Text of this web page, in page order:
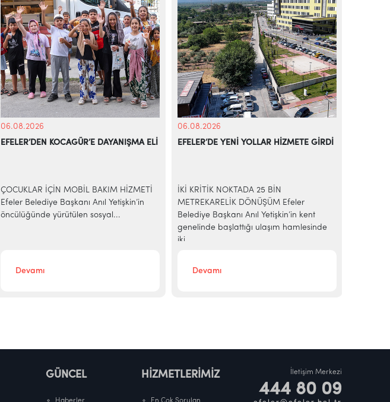
06.08.2026
EFELER’DEN KOCAGÜR’E DAYANIŞMA ELİ
ÇOCUKLAR İÇİN MOBİL BAKIM HİZMETİ
Efeler Belediye Başkanı Anıl Yetişkin’in
öncülüğünde yürütülen sosyal...
Devamı
06.08.2026
EFELER’DE YENİ YOLLAR HİZMETE GİRDİ
İKİ KRİTİK NOKTADA 25 BİN
METREKARELİK DÖNÜŞÜM Efeler
Belediye Başkanı Anıl Yetişkin’in kent
genelinde başlattığı ulaşım hamlesinde
iki...
Devamı
GÜNCEL HİZMETLERİMİZ İletişim Merkezi
444 80 09